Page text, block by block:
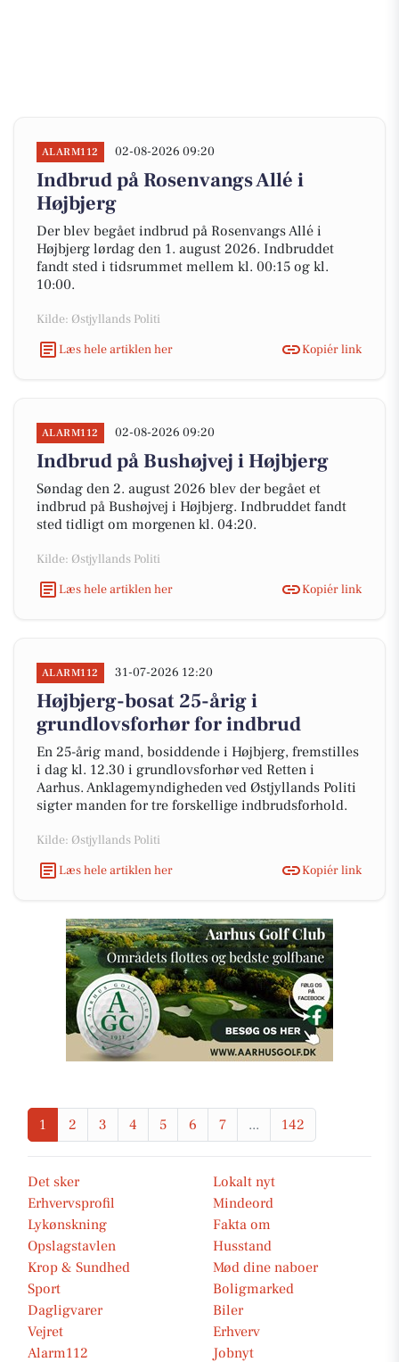
ALARM112 02-08-2026 09:20
Indbrud på Rosenvangs Allé i
Højbjerg
Der blev begået indbrud på Rosenvangs Allé i
Højbjerg lørdag den 1. august 2026. Indbruddet
fandt sted i tidsrummet mellem kl. 00:15 og kl.
10:00.
Kilde: Østjyllands Politi
Læs hele artiklen her
Kopiér link
ALARM112 02-08-2026 09:20
Indbrud på Bushøjvej i Højbjerg
Søndag den 2. august 2026 blev der begået et
indbrud på Bushøjvej i Højbjerg. Indbruddet fandt
sted tidligt om morgenen kl. 04:20.
Kilde: Østjyllands Politi
Læs hele artiklen her
Kopiér link
ALARM112 31-07-2026 12:20
Højbjerg-bosat 25-årig i
grundlovsforhør for indbrud
En 25-årig mand, bosiddende i Højbjerg, fremstilles
i dag kl. 12.30 i grundlovsforhør ved Retten i
Aarhus. Anklagemyndigheden ved Østjyllands Politi
sigter manden for tre forskellige indbrudsforhold.
Kilde: Østjyllands Politi
Læs hele artiklen her
Kopiér link
1 2 3 4 5 6 7 ... 142
Det sker
Lokalt nyt
Erhvervsprofil
Mindeord
Lykønskning
Fakta om
Opslagstavlen
Husstand
Krop & Sundhed
Mød dine naboer
Sport
Boligmarked
Dagligvarer
Biler
Vejret
Erhverv
Alarm112
Jobnyt